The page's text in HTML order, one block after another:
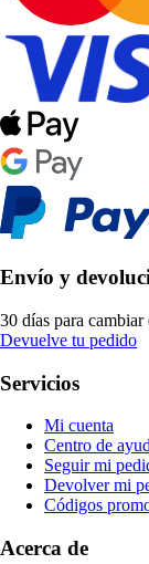
Envío y
30 días para
Devuelve tu pedido
Servicios
Mi cuenta
Centro de
Seguir mi
Devolver mi
Códigos
Acerca de